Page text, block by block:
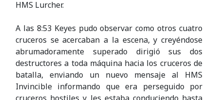
HMS Lurcher.
A las 8:53 Keyes pudo observar como otros cuatro
cruceros se acercaban a la escena, y creyéndose
abrumadoramente superado dirigió sus dos
destructores a toda máquina hacia los cruceros de
batalla, enviando un nuevo mensaje al HMS
Invincible informando que era perseguido por